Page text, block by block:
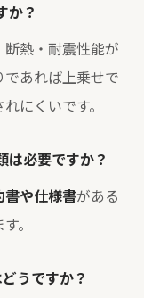
か？
断熱・耐震性能が
あれば上乗せで
にくいです。
は必要ですか？
書や仕様書がある
。
うですか？